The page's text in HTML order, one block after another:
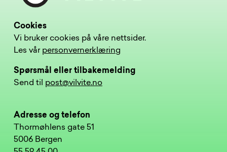
Cookies
Vi bruker cookies på våre nettsider.
Les vår personvernerklæring
Spørsmål eller tilbakemelding
Send til post@vilvite.no
Adresse og telefon
Thormøhlens gate 51
5006 Bergen